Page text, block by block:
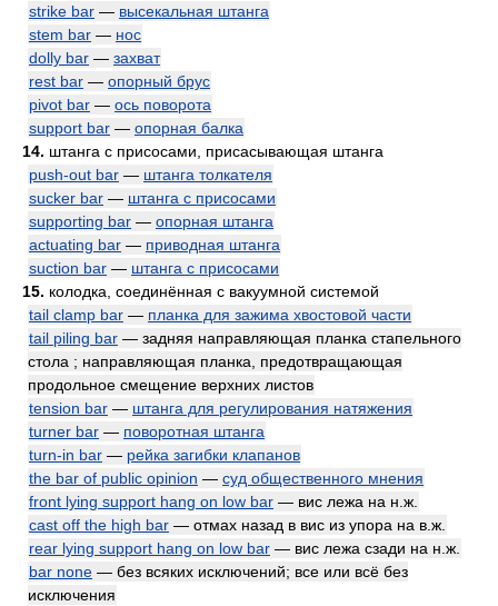
strike bar — высекальная штанга
stem bar — нос
dolly bar — захват
rest bar — опорный брус
pivot bar — ось поворота
support bar — опорная балка
14. штанга с присосами, присасывающая штанга
push-out bar — штанга толкателя
sucker bar — штанга с присосами
supporting bar — опорная штанга
actuating bar — приводная штанга
suction bar — штанга с присосами
15. колодка, соединённая с вакуумной системой
tail clamp bar — планка для зажима хвостовой части
tail piling bar — задняя направляющая планка стапельного
стола ; направляющая планка, предотвращающая
продольное смещение верхних листов
tension bar — штанга для регулирования натяжения
turner bar — поворотная штанга
turn-in bar — рейка загибки клапанов
the bar of public opinion — суд общественного мнения
front lying support hang on low bar — вис лежа на н.ж.
cast off the high bar — отмах назад в вис из упора на в.ж.
rear lying support hang on low bar — вис лежа сзади на н.ж.
bar none — без всяких исключений; все или всё без
исключения